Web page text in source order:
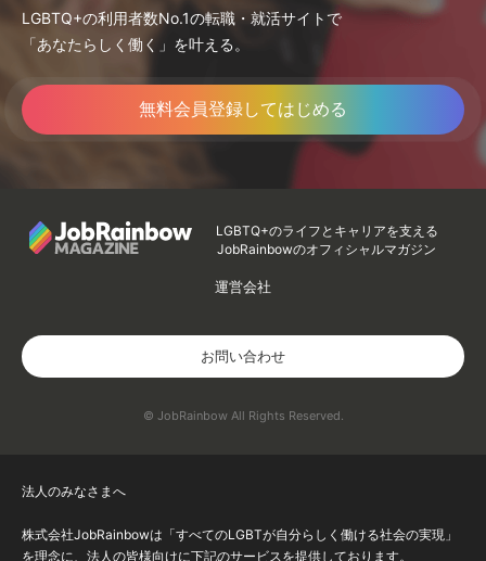
LGBTQ+の利用者数No.1の転職・就活サイトで
「あなたらしく働く」を叶える。
無料会員登録してはじめる
LGBTQ+のライフとキャリアを支える
JobRainbowのオフィシャルマガジン
運営会社
お問い合わせ
© JobRainbow All Rights Reserved.
法人のみなさまへ
株式会社JobRainbowは「すべてのLGBTが自分らしく働ける社会の実現」
を理念に、法人の皆様向けに下記のサービスを提供しております。